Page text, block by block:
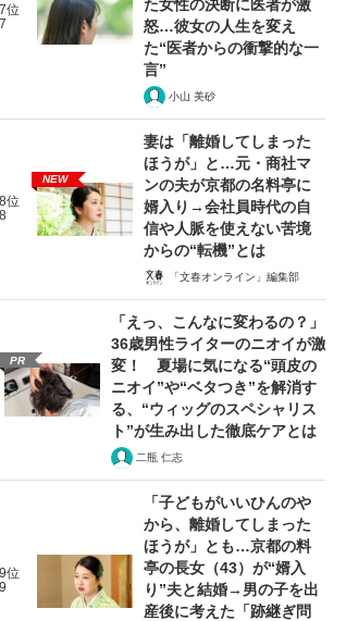
7位
7
た女性の決断に医者が激
怒…彼女の人生を変え
た“医者からの衝撃的な一
言”
小山 美砂
8位
8
NEW
妻は「離婚してしまった
ほうが」と…元・商社マ
ンの夫が京都の名料亭に
婿入り→会社員時代の自
信や人脈を使えない苦境
からの“転機”とは
「文春オンライン」編集部
PR
「えっ、こんなに変わるの？」
36歳男性ライターのニオイが激
変！ 夏場に気になる“頭皮の
ニオイ”や“ベタつき”を解消す
る、“ウィッグのスペシャリス
ト”が生み出した徹底ケアとは
二瓶 仁志
9位
9
「子どもがいいひんのや
から、離婚してしまった
ほうが」とも…京都の料
亭の長女（43）が“婿入
り”夫と結婚→男の子を出
産後に考えた「跡継ぎ問